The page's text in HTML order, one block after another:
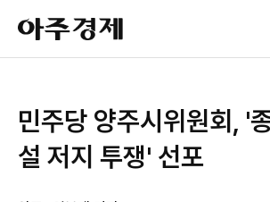
아
주
경
민주당 양주시위원회, '
설 저지 투쟁' 선포